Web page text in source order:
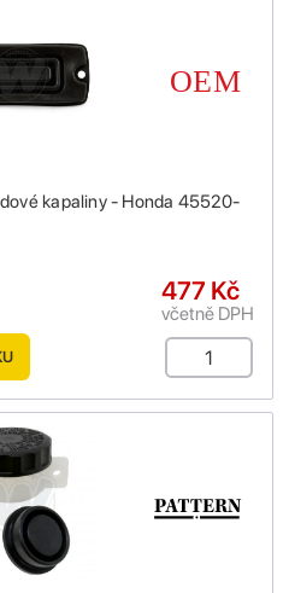
kapaliny - Honda 45520-
477 Kč
včetně DPH